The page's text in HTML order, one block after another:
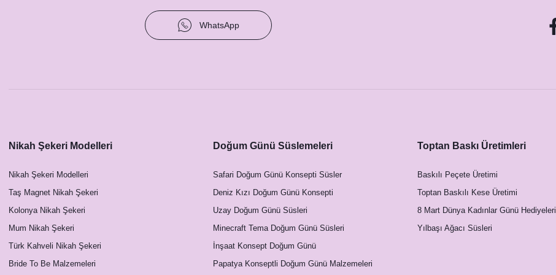
WhatsApp
Nikah Şekeri Modelleri
Nikah Şekeri Modelleri
Taş Magnet Nikah Şekeri
Kolonya Nikah Şekeri
Mum Nikah Şekeri
Türk Kahveli Nikah Şekeri
Bride To Be Malzemeleri
Doğum Günü Süslemeleri
Safari Doğum Günü Konsepti Süsler
Deniz Kızı Doğum Günü Konsepti
Uzay Doğum Günü Süsleri
Minecraft Tema Doğum Günü Süsleri
İnşaat Konsept Doğum Günü
Papatya Konseptli Doğum Günü Malzemeleri
Toptan Baskı Üretimleri
Baskılı Peçete Üretimi
Toptan Baskılı Kese Üretimi
8 Mart Dünya Kadınlar Günü Hediyeleri
Yılbaşı Ağacı Süsleri